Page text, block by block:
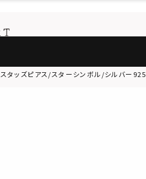
スタッズピアス/スターシンボル/シルバー925